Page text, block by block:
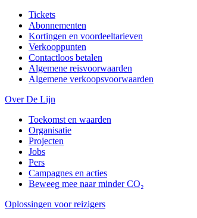
Tickets
Abonnementen
Kortingen en voordeeltarieven
Verkooppunten
Contactloos betalen
Algemene reisvoorwaarden
Algemene verkoopsvoorwaarden
Over De Lijn
Toekomst en waarden
Organisatie
Projecten
Jobs
Pers
Campagnes en acties
Beweeg mee naar minder CO₂
Oplossingen voor reizigers